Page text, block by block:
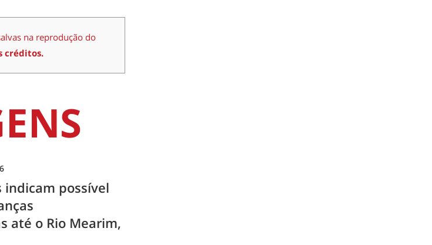
na reprodução do
créditos.
indicam possível
até o Rio Mearim,